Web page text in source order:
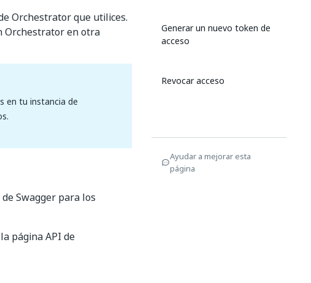
Orchestrator que utilices.
Orchestrator en otra
en tu instancia de
Swagger para los
página API de
Generar un nuevo token de
acceso
Revocar acceso
Ayudar a mejorar esta
página